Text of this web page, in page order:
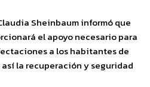
Sheinbaum informó que
el apoyo necesario para
a los habitantes de
la recuperación y seguridad